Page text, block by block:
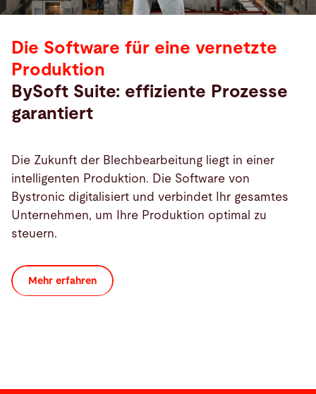
Die Software für eine vernetzte
Produktion
BySoft Suite: effiziente Prozesse
garantiert
Die Zukunft der Blechbearbeitung liegt in einer
intelligenten Produktion. Die Software von
Bystronic digitalisiert und verbindet Ihr gesamtes
Unternehmen, um Ihre Produktion optimal zu
steuern.
Mehr erfahren